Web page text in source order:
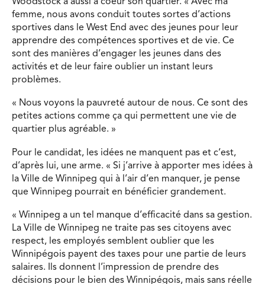
femme, nous avons conduit toutes sortes d’actions
sportives dans le West End avec des jeunes pour leur
apprendre des compétences sportives et de vie. Ce
sont des manières d’engager les jeunes dans des
activités et de leur faire oublier un instant leurs
problèmes.
« Nous voyons la pauvreté autour de nous. Ce sont des
petites actions comme ça qui permettent une vie de
quartier plus agréable. »
Pour le candidat, les idées ne manquent pas et c’est,
d’après lui, une arme. « Si j’arrive à apporter mes idées à
la Ville de Winnipeg qui à l’air d’en manquer, je pense
que Winnipeg pourrait en bénéficier grandement.
« Winnipeg a un tel manque d’efficacité dans sa gestion.
La Ville de Winnipeg ne traite pas ses citoyens avec
respect, les employés semblent oublier que les
Winnipégois payent des taxes pour une partie de leurs
salaires. Ils donnent l’impression de prendre des
décisions pour le bien des Winnipégois, mais sans réelle